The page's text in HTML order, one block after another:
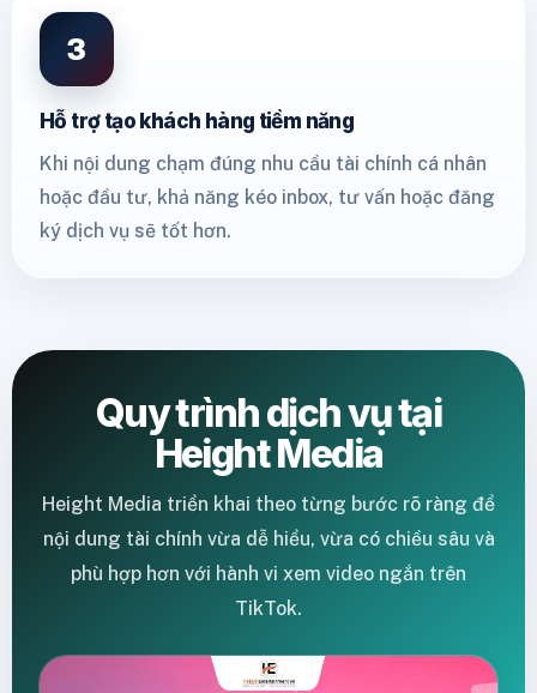
3
Hỗ trợ tạo khách hàng tiềm năng
Khi nội dung chạm đúng nhu cầu tài chính cá nhân
hoặc đầu tư, khả năng kéo inbox, tư vấn hoặc đăng
ký dịch vụ sẽ tốt hơn.
Quy trình dịch vụ tại
Height Media
Height Media triển khai theo từng bước rõ ràng để
nội dung tài chính vừa dễ hiểu, vừa có chiều sâu và
phù hợp hơn với hành vi xem video ngắn trên
TikTok.